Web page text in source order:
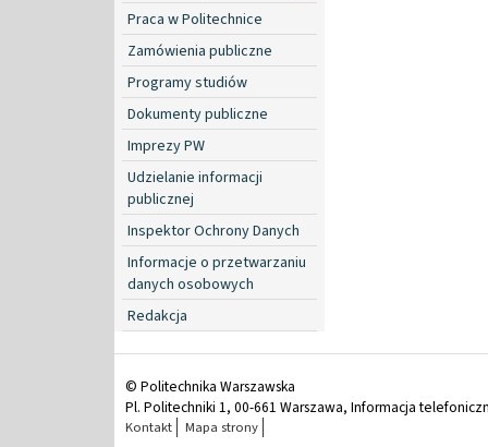
Praca w Politechnice
Zamówienia publiczne
Programy studiów
Dokumenty publiczne
Imprezy PW
Udzielanie informacji
publicznej
Inspektor Ochrony Danych
Informacje o przetwarzaniu
danych osobowych
Redakcja
© Politechnika Warszawska
Pl. Politechniki 1, 00-661 Warszawa, Informacja
Kontakt Mapa strony